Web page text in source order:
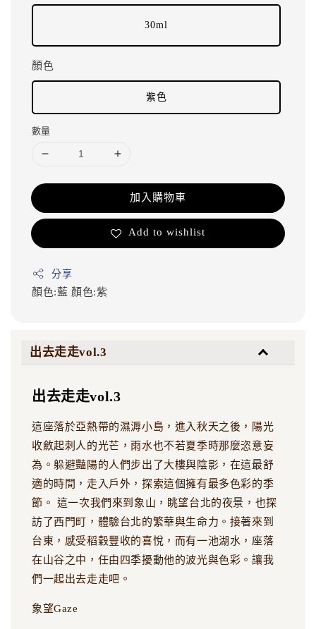
30ml
顏色
紫色
數量
加入購物車
Add to wishlist
分享
顏色:藍 顏色:紫
出去走走vol.3
出去走走vol.3
這座落於亞熱帶的濕溽小島，進入秋天之後，陽光
收斂起刺人的光芒，雨水也不若夏季時那麼恣意妄
為。躲避豔陽的人們步出了大樓與陰影，在這最舒
適的時間，走入戶外，探索這個擁有最多色彩的季
節。 這一次我們來到象山，眺望台北的夜景，也探
訪了西門町，體驗台北的繁華與生命力。接著來到
台東，感受稻穀豐收的喜悅，而有一池湖水，座落
在山谷之中，任由四季擾動他的波光與色彩。讓我
們一起出去走走吧。
象望Gaze